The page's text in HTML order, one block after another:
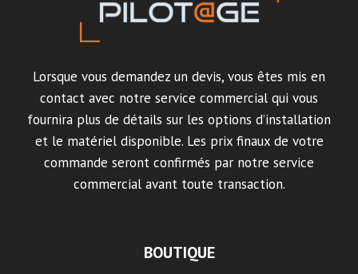
Lorsque vous demandez un devis, vous êtes mis en
contact avec notre service commercial qui vous
fournira plus de détails sur les options d’installation
et le matériel disponible. Les prix finaux de votre
commande seront confirmés par notre service
commercial avant toute transaction.
BOUTIQUE